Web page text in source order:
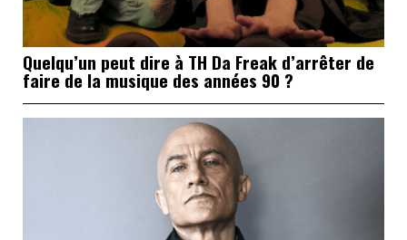
Quelqu’un peut dire à TH Da Freak d’arrêter de
faire de la musique des années 90 ?